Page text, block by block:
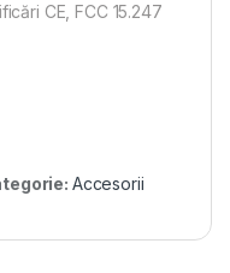
CE, FCC 15.247
Accesorii